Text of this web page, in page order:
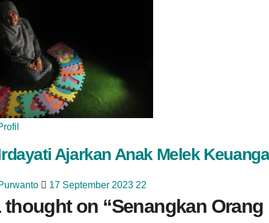
Ajarkan Anak Melek
17 September 2023 22
thought on “Senangkan Orang